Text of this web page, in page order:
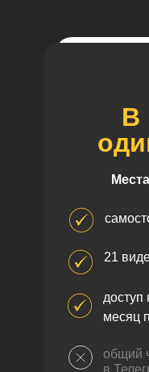
В
21
доступ
месяц
общий
в